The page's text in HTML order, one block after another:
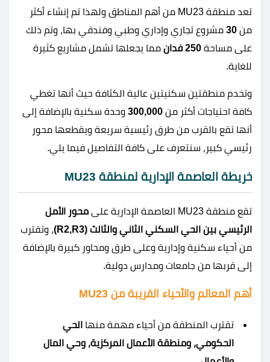
تعد منطقة MU23 من أهم المناطق ولهذا تم إنشاء أكثر
من 30 مشروع تجاري وإداري وطبي وفندقي بها، وتم ذلك
على مساحة 250 فدان
مما يجعلها تشمل مشاريع كثيرة
للغاية.
وتخدم منطقتين سكنيتين عالية الكثافة حيث أنها تغطي
كافة احتياجات أكثر من 300,000 وحدة سكنية بالإضافة إلى
أنها تقع بالقرب من طرق رئيسية سريعة ويقطعها محور
رئيسي كبير، سنتعرف على كافة التفاصيل فيما يلي.
خريطة العاصمة الإدارية لمنطقة MU23
تقع منطقة MU23 العاصمة الإدارية على
محور الأمل
الرئيسي بين الحي السكني الثاني والثالث (R2,R3)
، وتقترب
من أحياء سكنية وإدارية وعلى طرق ومحاور كبيرة بالإضافة
إلى قربها من جامعات ومدارس دولية.
أهم المعالم والأحياء القريبة من MU23
تقترب المنطقة من أحياء مهمة منها الحي
الحكومي، ومنطقة الأعمال المركزية، وحي المال